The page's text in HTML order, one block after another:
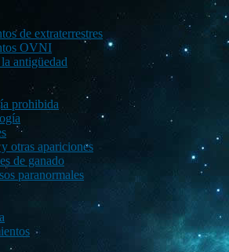
de extraterrestres
OVNI
antigüedad
prohibida
otras apariciones
de ganado
paranormales